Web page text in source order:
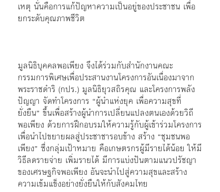
เหตุ นั่นคือการแก้ปัญหาความเป็นอยู่ของประชาชน เพื่อ
ยกระดับคุณภาพชีวิต
มูลนิธิบุคคลพอเพียง จึงได้ร่วมกับสำนักงานคณะ
กรรมการพิเศษเพื่อประสานงานโครงการอันเนื่องมาจาก
พระราชดำริ (กปร.) มูลนิธิยุวสถิรคุณ และโครงการพลัง
ปัญญา จัดทำโครงการ “ผู้นำแห่งยุค เพื่อความสุขที่
ยั่งยืน” ขึ้นเพื่อสร้างผู้นำการเปลี่ยนแปลงตนเองด้วยวิถี
พอเพียง ด้วยการฝึกอบรมให้ความรู้กับผู้เข้าร่วมโครงการ
เพื่อนำไปขยายผลสู่ประชาชารอบข้าง สร้าง “ชุมชนพอ
เพียง” ซึ่งกลุ่มเป้าหมาย คือเกษตรกรผู้มีรายได้น้อย ให้มี
วิธีลดรายจ่าย เพิ่มรายได้ มีการแบ่งปันตามแนวปรัชญา
ของเศรษฐกิจพอเพียง อันจะนำไปสู่ความสุขและสร้าง
ความเข้มแข็งอย่างยั่งยืนให้กับสังคมไทย